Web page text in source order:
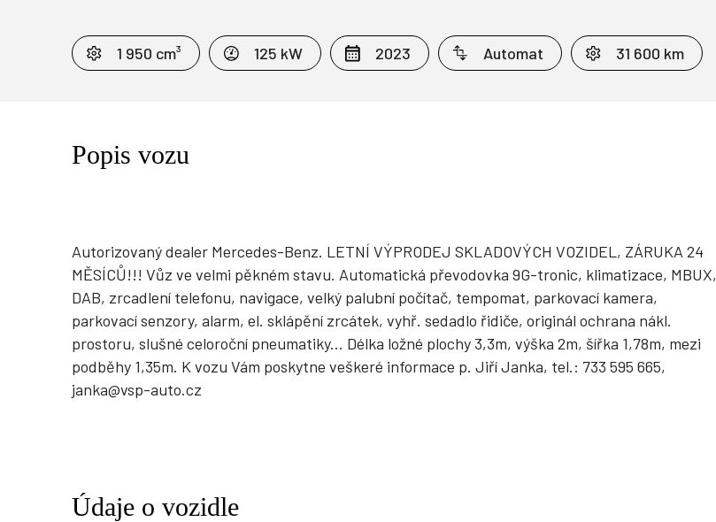
1 950 cm³ 125 kW 2023 Automat 31 600 km
Popis vozu
Autorizovaný dealer Mercedes-Benz. LETNÍ VÝPRODEJ SKLADOVÝCH VOZIDEL, ZÁRUKA 24
MĚSÍCŮ!!! Vůz ve velmi pěkném stavu. Automatická převodovka 9G-tronic, klimatizace, MBUX,
DAB, zrcadlení telefonu, navigace, velký palubní počítač, tempomat, parkovací kamera,
parkovací senzory, alarm, el. sklápění zrcátek, vyhř. sedadlo řidiče, originál ochrana nákl.
prostoru, slušné celoroční pneumatiky... Délka ložné plochy 3,3m, výška 2m, šířka 1,78m, mezi
podběhy 1,35m. K vozu Vám poskytne veškeré informace p. Jiří Janka, tel.: 733 595 665,
janka@vsp-auto.cz
Údaje o vozidle